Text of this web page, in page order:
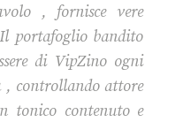
, fornisce vere
portafoglio bandito
di VipZino ogni
, controllando attore
tonico contenuto e